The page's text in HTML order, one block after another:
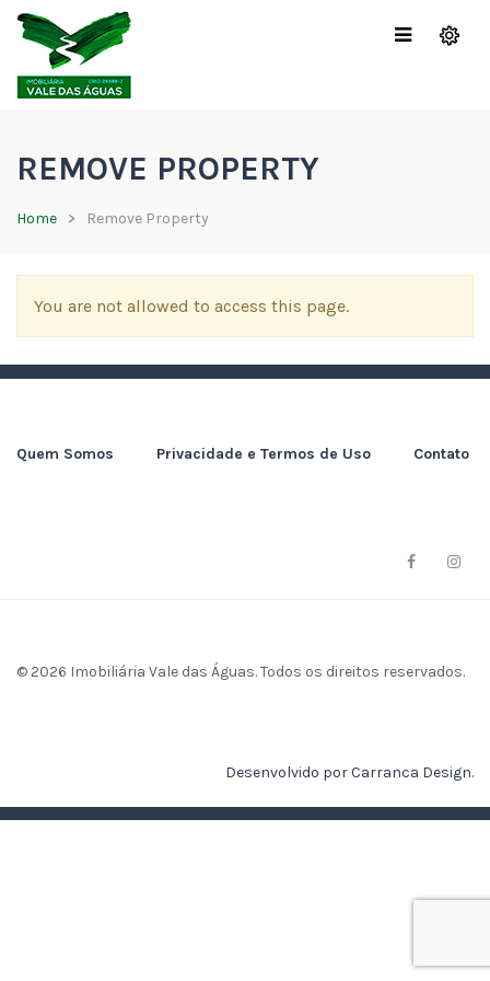
REMOVE PROPERTY
Home Remove Property
You are not allowed to access this page.
Quem Somos Privacidade e Termos de Uso Contato
© 2026 Imobiliária Vale das Águas. Todos os direitos reservados.
Desenvolvido por Carranca Design.